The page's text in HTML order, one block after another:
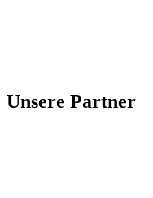
Unsere Partner